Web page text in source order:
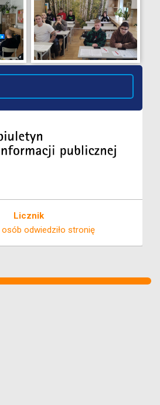
Licznik
osób odwiedziło stronię